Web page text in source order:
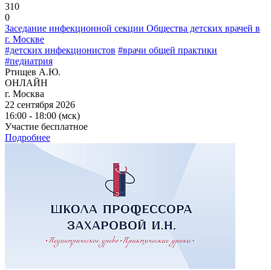
310
0
Заседание инфекционной секции Общества детских врачей в
г. Москве
#детских инфекционистов #врачи общей практики
#педиатрия
Ртищев А.Ю.
ОНЛАЙН
г. Москва
22 сентября 2026
16:00 - 18:00 (мск)
Участие бесплатное
Подробнее